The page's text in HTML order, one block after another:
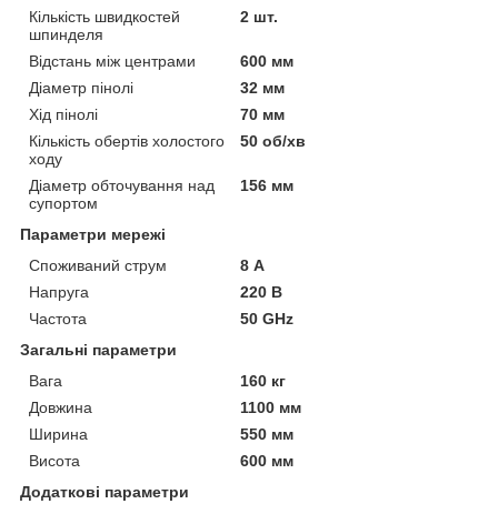
Кількість швидкостей
шпинделя
2 шт.
Відстань між центрами
600 мм
Діаметр пінолі
32 мм
Хід пінолі
70 мм
Кількість обертів холостого
ходу
50 об/хв
Діаметр обточування над
супортом
156 мм
Параметри мережі
Споживаний струм
8 А
Напруга
220 В
Частота
50 GHz
Загальні параметри
Вага
160 кг
Довжина
1100 мм
Ширина
550 мм
Висота
600 мм
Додаткові параметри